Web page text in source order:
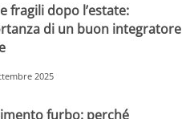
fragili dopo l’estate:
di un buon integratore
2025
furbo: perché